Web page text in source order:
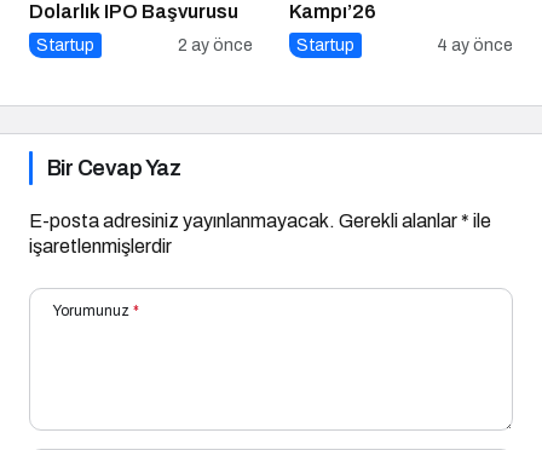
Dolarlık IPO Başvurusu
Startup 2 ay önce
Kampı’26
Startup 4 ay önce
Bir Cevap Yaz
E-posta adresiniz yayınlanmayacak. Gerekli alanlar* ile
işaretlenmişlerdir
Yorumunuz *